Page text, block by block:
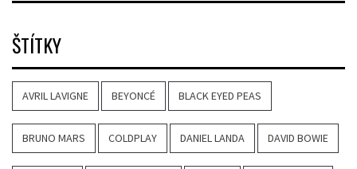
ŠTÍTKY
AVRIL LAVIGNE BEYONCÉ BLACK EYED PEAS
BRUNO MARS COLDPLAY DANIEL LANDA DAVID BOWIE